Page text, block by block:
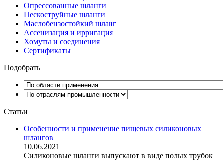
Опрессованные шланги
Пескоструйные шланги
Маслобензостойкий шланг
Ассенизация и ирригация
Хомуты и соединения
Сертификаты
Подобрать
Статьи
Особенности и применение пищевых силиконовых
шлангов
10.06.2021
Силиконовые шланги выпускают в виде полых трубок